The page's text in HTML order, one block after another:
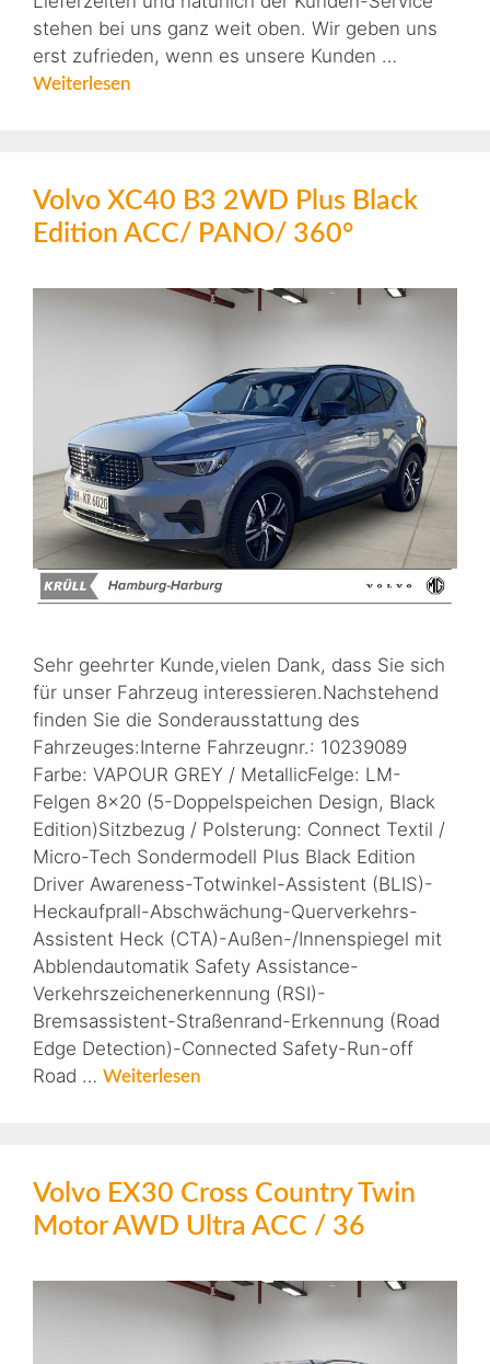
stehen bei uns ganz weit oben. Wir geben uns
erst zufrieden, wenn es unsere Kunden …
Weiterlesen
Volvo XC40 B3 2WD Plus Black
Edition ACC/ PANO/ 360°
Sehr geehrter Kunde,vielen Dank, dass Sie sich
für unser Fahrzeug interessieren.Nachstehend
finden Sie die Sonderausstattung des
Fahrzeuges:Interne Fahrzeugnr.: 10239089
Farbe: VAPOUR GREY / MetallicFelge: LM-
Felgen 8×20 (5-Doppelspeichen Design, Black
Edition)Sitzbezug / Polsterung: Connect Textil /
Micro-Tech Sondermodell Plus Black Edition
Driver Awareness-Totwinkel-Assistent (BLIS)-
Heckaufprall-Abschwächung-Querverkehrs-
Assistent Heck (CTA)-Außen-/Innenspiegel mit
Abblendautomatik Safety Assistance-
Verkehrszeichenerkennung (RSI)-
Bremsassistent-Straßenrand-Erkennung (Road
Edge Detection)-Connected Safety-Run-off
Road … Weiterlesen
Volvo EX30 Cross Country Twin
Motor AWD Ultra ACC / 36